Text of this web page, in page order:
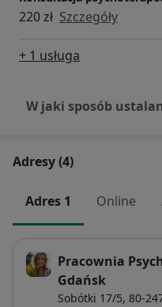
220 zł Szczegóły
+ 1 usługa
W jaki sposób
Adresy (4)
Adres 1 Online
Pracownia
Gdańsk
Sobótki 17/5, 80-